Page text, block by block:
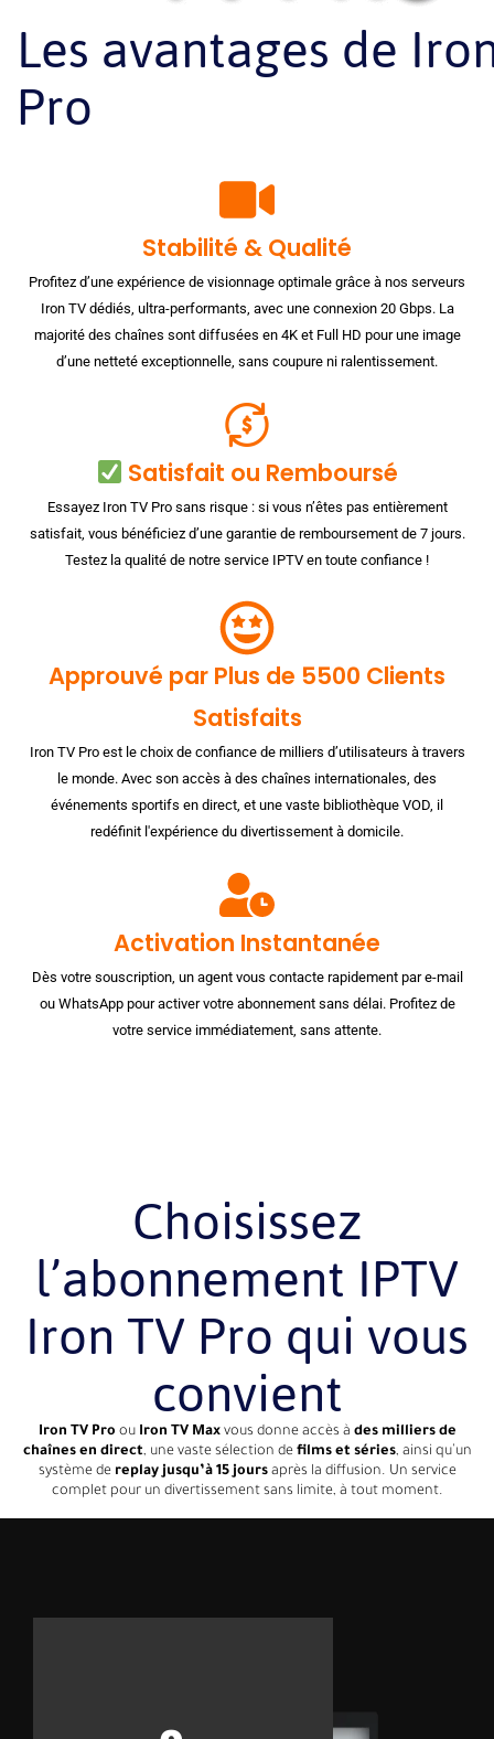
Les avantages de
Pro
Stabilité & Qualité
Profitez d’une expérience de visionnage optimale grâce à nos serveurs
Iron TV dédiés, ultra-performants, avec une connexion 20 Gbps. La
majorité des chaînes sont diffusées en 4K et Full HD pour une image
d’une netteté exceptionnelle, sans coupure ni ralentissement.
Satisfait ou Remboursé
Essayez Iron TV Pro sans risque : si vous n’êtes pas entièrement
satisfait, vous bénéficiez d’une garantie de remboursement de 7 jours.
Testez la qualité de notre service IPTV en toute confiance !
Approuvé par Plus de 5500 Clients
Satisfaits
Iron TV Pro est le choix de confiance de milliers d’utilisateurs à travers
le monde. Avec son accès à des chaînes internationales, des
événements sportifs en direct, et une vaste bibliothèque VOD, il
redéfinit l'expérience du divertissement à domicile.
Activation Instantanée
Dès votre souscription, un agent vous contacte rapidement par e-mail
ou WhatsApp pour activer votre abonnement sans délai. Profitez de
votre service immédiatement, sans attente.
Choisissez
l’abonnement IPTV
Iron TV Pro qui vous
convient
Iron TV Pro ou Iron TV Maxvous donne accès à des milliers de
chaînes en direct, une vaste sélection de films et séries, ainsi qu’un
système de replay jusqu’à 15 joursaprès la diffusion. Un service
complet pour un divertissement sans limite, à tout moment.